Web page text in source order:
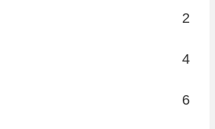
2
4
6